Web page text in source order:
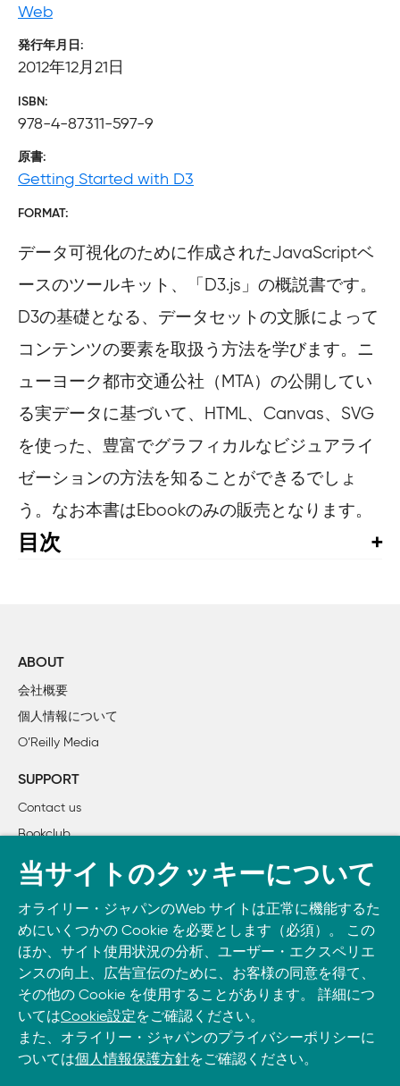
Web
発行年月日
2012年12月21日
ISBN
978-4-87311-597-9
原書
Getting Started with D3
FORMAT
データ可視化のために作成されたJavaScriptベ
ースのツールキット、「D3.js」の概説書です。
D3の基礎となる、データセットの文脈によって
コンテンツの要素を取扱う方法を学びます。ニ
ューヨーク都市交通公社（MTA）の公開してい
る実データに基づいて、HTML、Canvas、SVG
を使った、豊富でグラフィカルなビジュアライ
ゼーションの方法を知ることができるでしょ
う。なお本書はEbookのみの販売となります。
目次
    基本設定
    ニューヨーク都市交通公社のデータセット
2章　Enterセレクション
    シンプルな地下鉄路線状況表示盤を作成する
    プラザの1日平均交通量のグラフを作成する
3章　スケールと座標軸と折れ線グラフ
    バスの故障、衝突や人身事故
    回転式ゲートの交通量をグラフ化する
4章　インタラクションとトランザクション
    地下鉄の定時運行率の評価UIその1――インタラクション
    地下鉄の定時運行率の評価UIその2――トランジション
5章　レイアウト
    地下鉄の接続
    定時運行間隔の分布
ABOUT
会社概要
個人情報について
O’Reilly Media
SUPPORT
Contact us
Bookclub
書籍注文
Take O’Reilly with you and learn anywhere, anytime on your
phone
and tablet.
当サイトのクッキーについて
オライリー・ジャパンのWeb サイトは正常に機能するた
めにいくつかの Cookie を必要とします（必須）。 この
ほか、サイト使用状況の分析、ユーザー・エクスペリエ
ンスの向上、広告宣伝のために、お客様の同意を得て、
その他の Cookie を使用することがあります。 詳細につ
いてはCookie設定をご確認ください。
また、オライリー・ジャパンのプライバシーポリシーに
ついては個人情報保護方針をご確認ください。